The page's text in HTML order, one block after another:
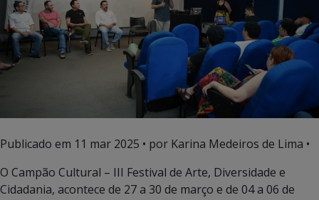
Publicado em 11 mar 2025 • por Karina Medeiros de Lima •
O Campão Cultural – III Festival de Arte, Diversidade e
Cidadania, acontece de 27 a 30 de março e de 04 a 06 de